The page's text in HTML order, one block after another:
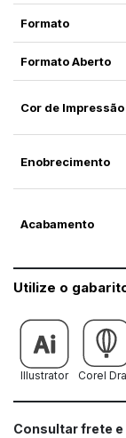
Formato
Formato Aberto
Cor de Impressão
Enobrecimento
Acabamento
Utilize o
Illustrator Corel
Consultar frete